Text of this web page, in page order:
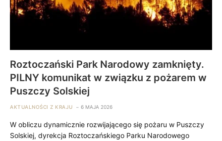
Roztoczański Park Narodowy zamknięty.
PILNY komunikat w związku z pożarem w
Puszczy Solskiej
AKTUALNOŚCI Z KRAJU 6 MAJA 2026
W obliczu dynamicznie rozwijającego się pożaru w Puszczy
Solskiej, dyrekcja Roztoczańskiego Parku Narodowego